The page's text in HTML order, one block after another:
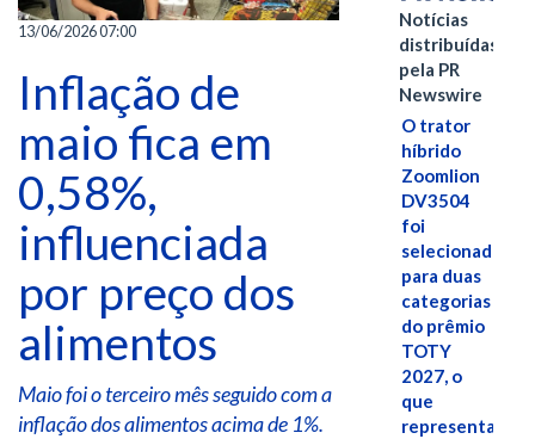
13/06/2026 07:00
Inflação de
maio fica em
0,58%,
influenciada
por preço dos
alimentos
Maio foi o terceiro mês seguido com a
inflação dos alimentos acima de 1%.
Notícias
distribuídas
pela PR
Newswire
O trator
híbrido
Zoomlion
DV3504
foi
selecionado
para duas
categorias
do prêmio
TOTY
2027, o
que
representa